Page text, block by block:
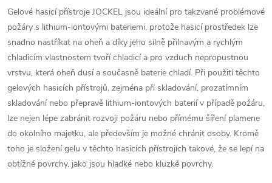
Gelové hasicí přístroje JOCKEL jsou ideální pro takzvané problémové
požáry s lithium-iontovými bateriemi, protože hasicí prostředek lze
snadno nastříkat na oheň a díky jeho silně přilnavým a rychlým
chladicím vlastnostem tvoří chladicí a pro vzduch nepropustnou
vrstvu, která oheň dusí a současně baterie chladí. Při použití těchto
gelových hasicích přístrojů, zejména při skladování, prozatímním
skladování nebo přepravě lithium-iontových baterií v případě požáru,
lze nejen lépe zabránit rozvoji požáru nebo přímému šíření plamene
do okolního majetku, ale především je možné chránit osoby. Kromě
toho je složení gelu v těchto hasicích přístrojích takové, že se lepí na
obtížné povrchy, jako jsou hladké nebo kluzké povrchy.